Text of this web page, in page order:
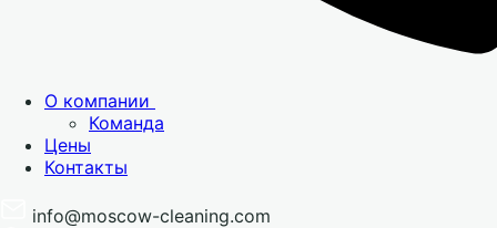
О компании
Команда
Цены
Контакты
info@moscow-cleaning.com